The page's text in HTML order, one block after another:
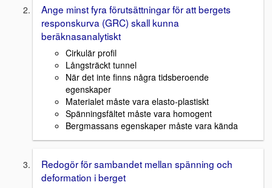
Ange minst fyra förutsättningar för att bergets
responskurva (GRC) skall kunna
beräknasanalytiskt
Cirkulär profil
Långsträckt tunnel
När det inte finns några tidsberoende
egenskaper
Materialet måste vara elasto-plastiskt
Spänningsfältet måste vara homogent
Bergmassans egenskaper måste vara kända
Redogör för sambandet mellan spänning och
deformation i berget